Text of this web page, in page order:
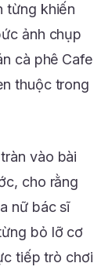
từng khiến
ảnh chụp
cà phê Cafe
thuộc trong
vào bài
cho rằng
nữ bác sĩ
bỏ lỡ cơ
tiếp trò chơi